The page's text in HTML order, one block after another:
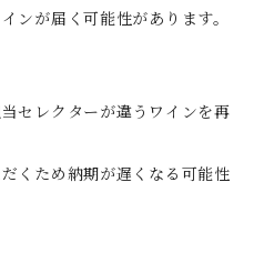
ンが届く可能性があります。
セレクターが違うワインを再
くため納期が遅くなる可能性